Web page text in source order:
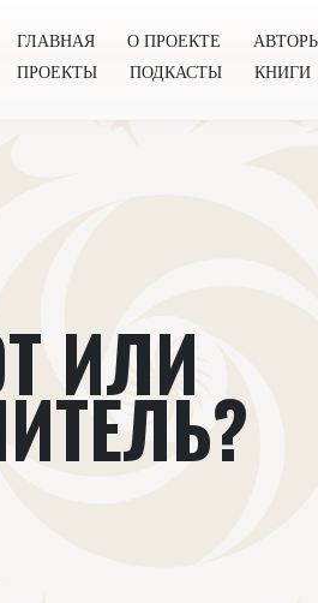
ГЛАВНАЯ О ПРОЕКТЕ
ПРОЕКТЫ
ПОДКАСТЫ КНИГИ
ИЛИ